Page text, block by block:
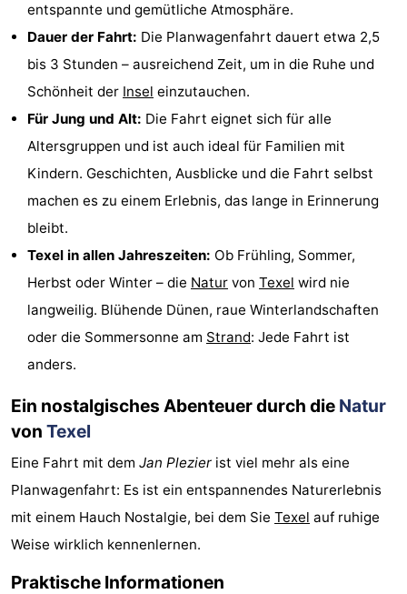
't
-
Hoogelandt
Beach
Texel
-
De
Texel
Kustpark
Strandhuys
Villapark
Texel
-
Vogelmient
Zimmer
Frühstück)
entspannte und gemütliche Atmosphäre.
Dauer der Fahrt: Die Planwagenfahrt dauert etwa 2,5
bis 3 Stunden – ausreichend Zeit, um in die Ruhe und
Schönheit der Insel einzutauchen.
Für Jung und Alt: Die Fahrt eignet sich für alle
Altersgruppen und ist auch ideal für Familien mit
Kindern. Geschichten, Ausblicke und die Fahrt selbst
machen es zu einem Erlebnis, das lange in Erinnerung
bleibt.
Texel in allen Jahreszeiten: Ob Frühling, Sommer,
Herbst oder Winter – die Natur von Texel wird nie
langweilig. Blühende Dünen, raue Winterlandschaften
oder die Sommersonne am Strand: Jede Fahrt ist
anders.
Ein nostalgisches Abenteuer durch die Natur
von Texel
Eine Fahrt mit dem Jan Plezier ist viel mehr als eine
Planwagenfahrt: Es ist ein entspannendes Naturerlebnis
mit einem Hauch Nostalgie, bei dem Sie Texel auf ruhige
Weise wirklich kennenlernen.
Praktische Informationen